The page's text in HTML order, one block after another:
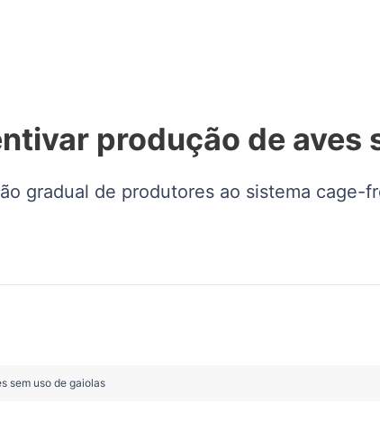
produção de aves
gradual de produtores ao sistema cage-
sem uso de gaiolas